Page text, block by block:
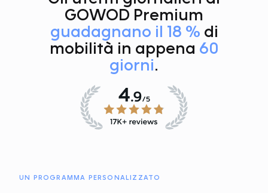
GOWOD Premium
guadagnano il 18 % di
mobilità in appena 60
giorni.
UN PROGRAMMA PERSONALIZZATO